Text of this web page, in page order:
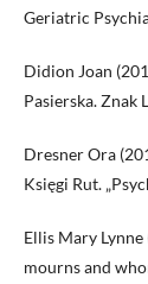
Geriatric
Didion Joan
Pasierska. Znak
Dresner Ora
Księgi Rut.
Ellis Mary
mourns and